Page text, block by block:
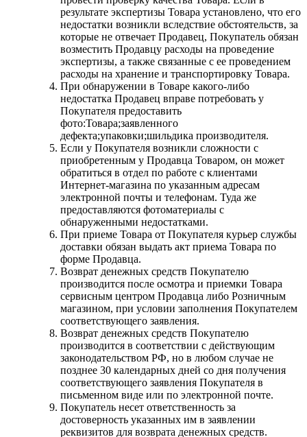
результате экспертизы Товара установлено, что его
недостатки возникли вследствие обстоятельств, за
которые не отвечает Продавец, Покупатель обязан
возместить Продавцу расходы на проведение
экспертизы, а также связанные с ее проведением
расходы на хранение и транспортировку Товара.
При обнаружении в Товаре какого-либо
недостатка Продавец вправе потребовать у
Покупателя предоставить
фото:Товара;заявленного
дефекта;упаковки;шильдика производителя.
Если у Покупателя возникли сложности с
приобретенным у Продавца Товаром, он может
обратиться в отдел по работе с клиентами
Интернет-магазина по указанным адресам
электронной почты и телефонам. Туда же
предоставляются фотоматериалы с
обнаруженными недостатками.
При приеме Товара от Покупателя курьер службы
доставки обязан выдать акт приема Товара по
форме Продавца.
Возврат денежных средств Покупателю
производится после осмотра и приемки Товара
сервисным центром Продавца либо Розничным
магазином, при условии заполнения Покупателем
соответствующего заявления.
Возврат денежных средств Покупателю
производится в соответствии с действующим
законодательством РФ, но в любом случае не
позднее 30 календарных дней со дня получения
соответствующего заявления Покупателя в
письменном виде или по электронной почте.
Покупатель несет ответственность за
достоверность указанных им в заявлении
реквизитов для возврата денежных средств.